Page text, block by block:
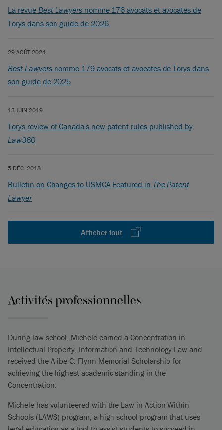
La revue Best Lawyers nomme 176 avocats et avocates de
Torys dans son guide de 2026
29 AOÛT 2024
Best Lawyers nomme 179 avocats et avocates de Torys dans
son guide de 2025
13 JUIN 2019
Torys review of Canada's new patent rules published by
Law360
5 DÉC. 2018
Bulletin on Changes to USMCA Featured in The Patent
Lawyer
Afficher tout
Activités professionnelles
During law school, Michele earned a Concentration in
Intellectual Property, Information and Technology Law and
received the Alibe C. Flynn Memorial Scholarship for
achieving the highest academic standing in the
Concentration.
Michele has volunteered with the Law in Action Within
Schools (LAWS) program, a high school program that uses